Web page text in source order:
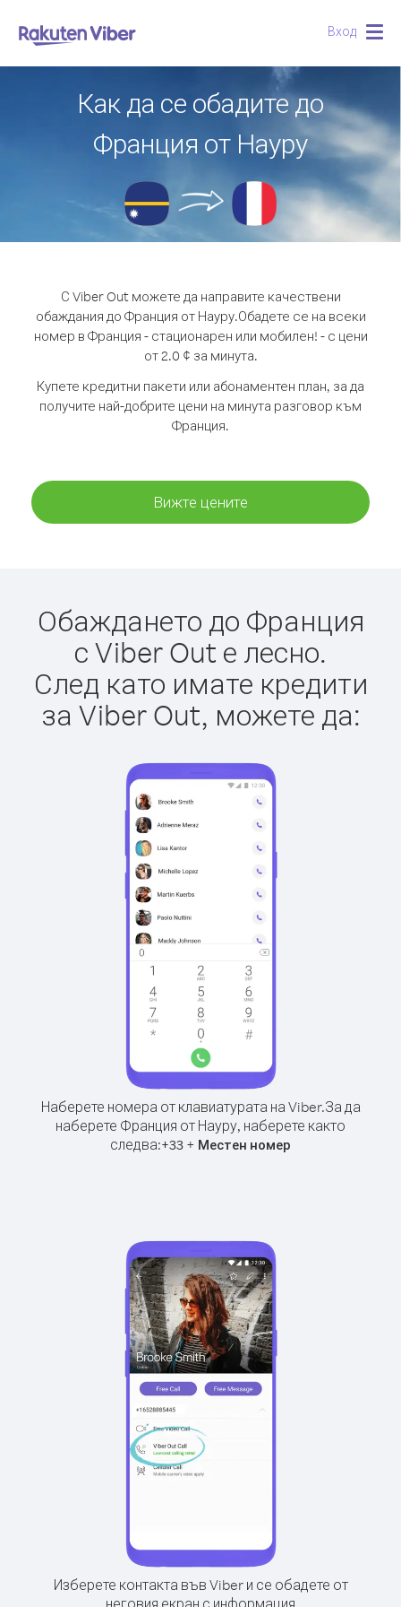
Вход
Как да се обадите до
Франция от Науру
С Viber Out можете да направите качествени
обаждания до Франция от Науру.Обадете се на всеки
номер в Франция - стационарен или мобилен! - с цени
от 2.0 ¢ за минута.
Купете кредитни пакети или абонаментен план, за да
получите най-добрите цени на минута разговор към
Франция.
Вижте цените
Обаждането до Франция
с Viber Out е лесно.
След като имате кредити
за Viber Out, можете да:
Наберете номера от клавиатурата на Viber.За да
наберете Франция от Науру, наберете както
следва:+33 + Местен номер
Изберете контакта във Viber и се обадете от
неговия екран с информация